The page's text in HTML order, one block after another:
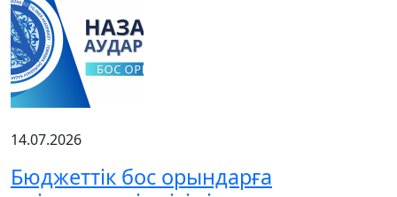
14.07.2026
Бюджеттік бос орындарға